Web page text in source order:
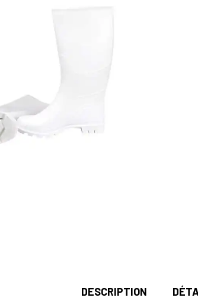
DESCRIPTION